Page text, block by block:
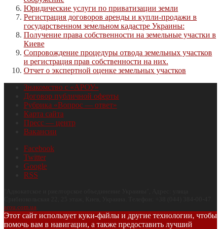
Юридические услуги по приватизации земли
Регистрация договоров аренды и купли-продажи в
государственном земельном кадастре Украины:
Получение права собственности на земельные участки в
Киеве
Сопровождение процедуры отвода земельных участков
и регистрация прав собственности на них.
Отчет о экспертной оценке земельных участков
Знакомство с «АРОУ»
Договор публичной оферты
Рубрика «Вопрос — ответ»
Карта сайта
Пресс — центр
Вакансии
Facebook
Twitter
Google
RSS
arou.com.ua
Этот сайт использует куки-файлы и другие технологии, чтобы
помочь вам в навигации, а также предоставить лучший